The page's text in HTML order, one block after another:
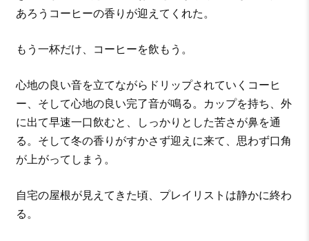
あろうコーヒーの香りが迎えてくれた。
もう一杯だけ、コーヒーを飲もう。
心地の良い音を立てながらドリップされていくコーヒ
ー、そして心地の良い完了音が鳴る。カップを持ち、外
に出て早速一口飲むと、しっかりとした苦さが鼻を通
る。そして冬の香りがすかさず迎えに来て、思わず口角
が上がってしまう。
自宅の屋根が見えてきた頃、プレイリストは静かに終わ
る。